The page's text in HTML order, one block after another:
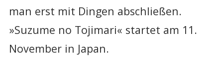
man erst mit Dingen abschließen.
»Suzume no Tojimari« startet am 11.
November in Japan.